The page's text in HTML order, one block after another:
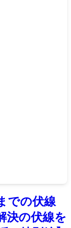
での伏線
決の伏線を